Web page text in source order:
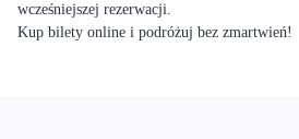
wcześniejszej rezerwacji.
Kup bilety online i podróżuj bez zmartwień!